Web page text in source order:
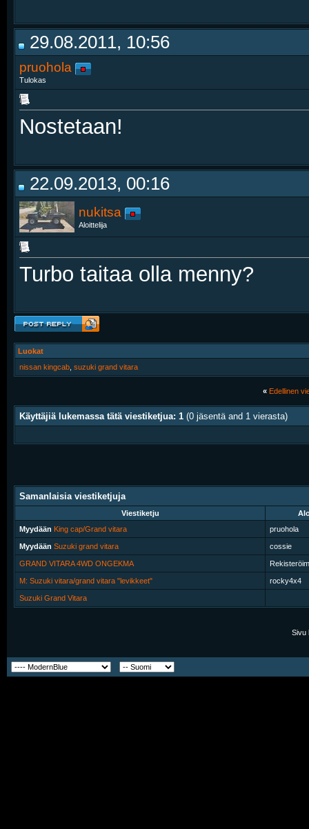
29.08.2011, 10:56
pruohola
Tulokas
Nostetaan!
22.09.2013, 00:16
nukitsa
Aloittelija
Turbo taitaa olla menny?
Luokat
nissan kingcab suzuki grand vitara
« Edellinen
Käyttäjiä lukemassa tätä viestiketjua: 1 (0 jäsentä and 1 vierasta)
Samanlaisia viestiketjuja
Viestiketju
Myydään King cap/Grand vitara pruohola
Myydään Suzuki grand vitara cossie
GRAND VITARA 4WD ONGEKMA
M: Suzuki vitara/grand vitara "levikkeet" rocky4x4
Suzuki Grand Vitara
Sivu